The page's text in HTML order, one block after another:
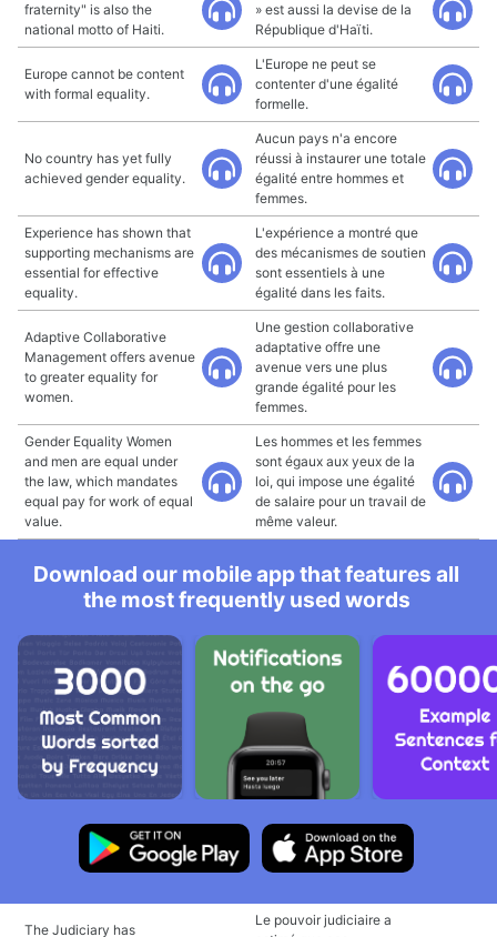
fraternity" is also the
national motto of Haiti.
» est aussi la devise de la
République d'Haïti.
Europe cannot be content
with formal equality.
L'Europe ne peut se
contenter d'une égalité
formelle.
No country has yet fully
achieved gender equality.
Aucun pays n'a encore
réussi à instaurer une totale
égalité entre hommes et
femmes.
Experience has shown that
supporting mechanisms are
essential for effective
equality.
L'expérience a montré que
des mécanismes de soutien
sont essentiels à une
égalité dans les faits.
Adaptive Collaborative
Management offers avenue
to greater equality for
women.
Une gestion collaborative
adaptative offre une
avenue vers une plus
grande égalité pour les
femmes.
Gender Equality Women
and men are equal under
the law, which mandates
equal pay for work of equal
value.
Les hommes et les femmes
sont égaux aux yeux de la
loi, qui impose une égalité
de salaire pour un travail de
même valeur.
Download our mobile app that features all
the most frequently used words
The Judiciary has
Le pouvoir judiciaire a